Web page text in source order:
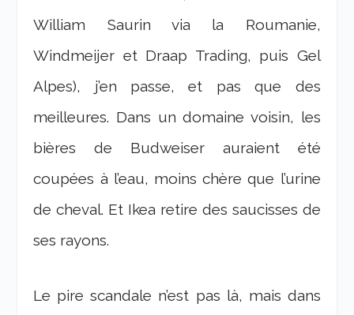
William Saurin via la Roumanie,
Windmeijer et Draap Trading, puis Gel
Alpes), j’en passe, et pas que des
meilleures. Dans un domaine voisin, les
bières de Budweiser auraient été
coupées à l’eau, moins chère que l’urine
de cheval. Et Ikea retire des saucisses de
ses rayons.
Le pire scandale n’est pas là, mais dans